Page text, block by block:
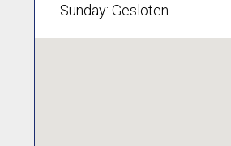
Sunday: Gesloten